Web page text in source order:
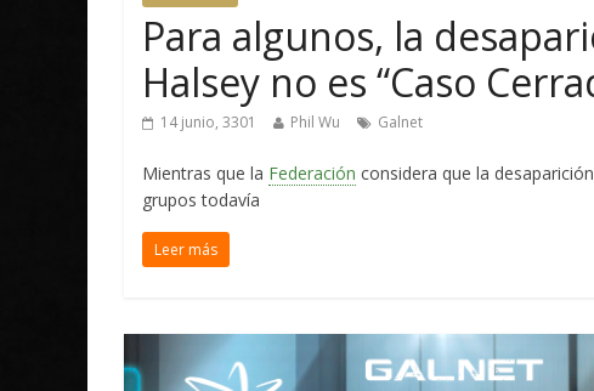
Para algunos, la
Halsey no es “Caso
14 junio, 3301 Phil Wu Galnet
Mientras que la Federación considera que la
grupos todavía
Leer más